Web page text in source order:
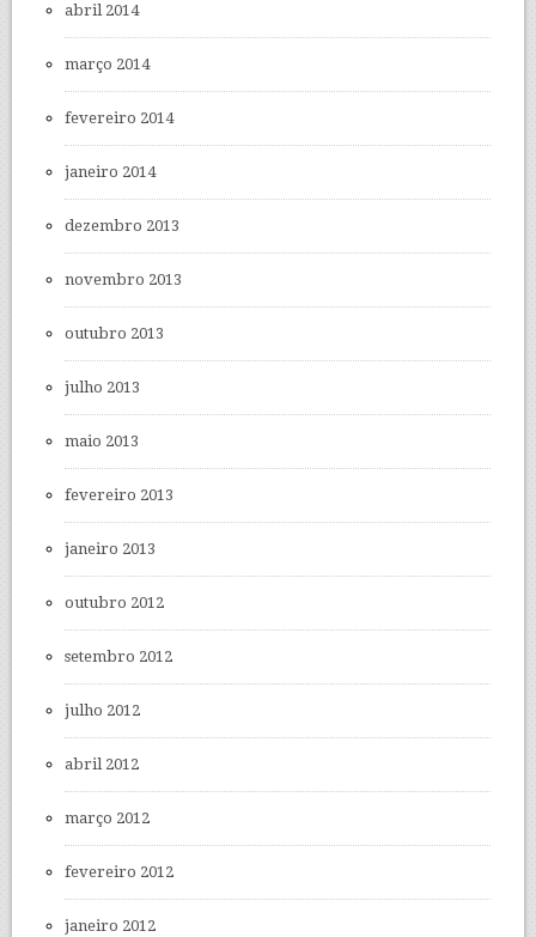
abril 2014
março 2014
fevereiro 2014
janeiro 2014
dezembro 2013
novembro 2013
outubro 2013
julho 2013
maio 2013
fevereiro 2013
janeiro 2013
outubro 2012
setembro 2012
julho 2012
abril 2012
março 2012
fevereiro 2012
janeiro 2012